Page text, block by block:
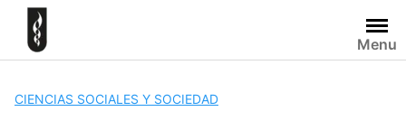
Skip
content
Menu
CIENCIAS SOCIALES Y SOCIEDAD